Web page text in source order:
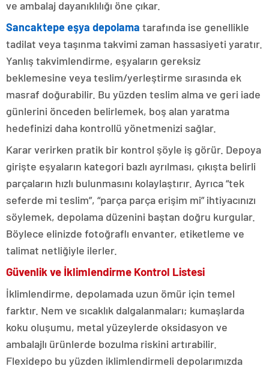
ve ambalaj dayanıklılığı öne çıkar.
Sancaktepe eşya depolama tarafında ise genellikle
tadilat veya taşınma takvimi zaman hassasiyeti yaratır.
Yanlış takvimlendirme, eşyaların gereksiz
beklemesine veya teslim/yerleştirme sırasında ek
masraf doğurabilir. Bu yüzden teslim alma ve geri iade
günlerini önceden belirlemek, boş alan yaratma
hedefinizi daha kontrollü yönetmenizi sağlar.
Karar verirken pratik bir kontrol şöyle iş görür. Depoya
girişte eşyaların kategori bazlı ayrılması, çıkışta belirli
parçaların hızlı bulunmasını kolaylaştırır. Ayrıca “tek
seferde mi teslim”, “parça parça erişim mi” ihtiyacınızı
söylemek, depolama düzenini baştan doğru kurgular.
Böylece elinizde fotoğraflı envanter, etiketleme ve
talimat netliğiyle ilerler.
Güvenlik ve İklimlendirme Kontrol Listesi
İklimlendirme, depolamada uzun ömür için temel
farktır. Nem ve sıcaklık dalgalanmaları; kumaşlarda
koku oluşumu, metal yüzeylerde oksidasyon ve
ambalajlı ürünlerde bozulma riskini artırabilir.
Flexidepo bu yüzden iklimlendirmeli depolarımızda